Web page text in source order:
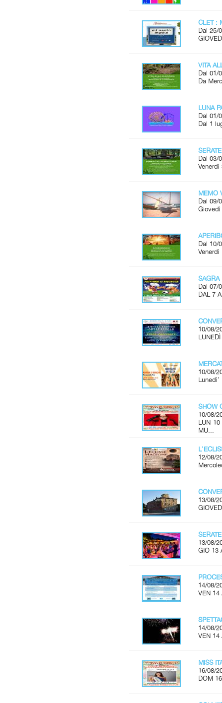
CLET :
Dal 25/
VITA
Dal 01/
Da
LUNA
Dal 01/
Dal 1
Dal 03/
MEMO
Dal 09/
Dal 10/
SAGRA
Dal 07/
DAL 7
10/08/
10/08/
Lunedì'
SHOW
10/08/
LUN 10
MU...
12/08/
13/08/
13/08/
GIO 13
14/08/
VEN 14
14/08/
VEN 14
MISS
16/08/
DOM